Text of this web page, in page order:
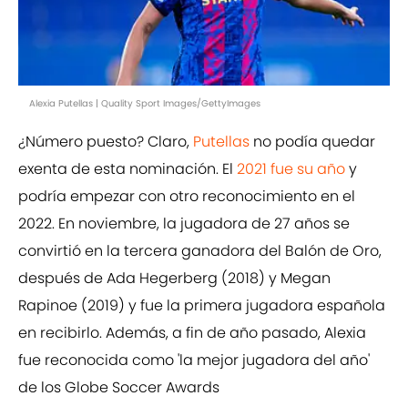
Alexia Putellas | Quality Sport Images/GettyImages
¿Número puesto? Claro, Putellas no podía quedar
exenta de esta nominación. El 2021 fue su añoy
podría empezar con otro reconocimiento en el
2022. En noviembre, la jugadora de 27 años se
convirtió en la tercera ganadora del Balón de Oro,
después de Ada Hegerberg (2018) y Megan
Rapinoe (2019) y fue la primera jugadora española
en recibirlo. Además, a fin de año pasado, Alexia
fue reconocida como 'la mejor jugadora del año'
de los Globe Soccer Awards